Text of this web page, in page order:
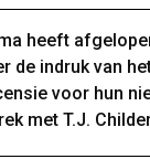
heeft
de indruk van
voor hun
met T.J.